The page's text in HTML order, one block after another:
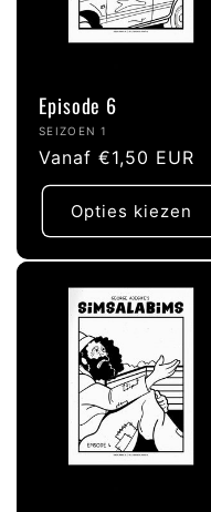
Episode 6
Verkoper:
SEIZOEN 1
Normale
prijs
Vanaf €1,50 EUR
Opties kiezen